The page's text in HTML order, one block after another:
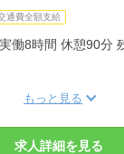
通費全額支給
働8時間 休憩90分
もっと見る
求人詳細を見る